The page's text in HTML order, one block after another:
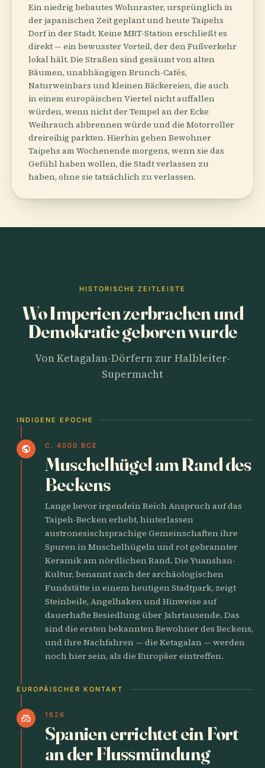
Ein niedrig bebautes Wohnraster, ursprünglich in
der japanischen Zeit geplant und heute Taipehs
Dorf in der Stadt. Keine MRT-Station erschließt es
direkt — ein bewusster Vorteil, der den Fußverkehr
lokal hält. Die Straßen sind gesäumt von alten
Bäumen, unabhängigen Brunch-Cafés,
Naturweinbars und kleinen Bäckereien, die auch
in einem europäischen Viertel nicht auffallen
würden, wenn nicht der Tempel an der Ecke
Weihrauch abbrennen würde und die Motorroller
dreireihig parkten. Hierhin gehen Bewohner
Taipehs am Wochenende morgens, wenn sie das
Gefühl haben wollen, die Stadt verlassen zu
haben, ohne sie tatsächlich zu verlassen.
HISTORISCHE ZEITLEISTE
Wo Imperien zerbrachen und
Demokratie geboren wurde
Von Ketagalan-Dörfern zur Halbleiter-
Supermacht
INDIGENE EPOCHE
public C. 4000 BCE
Muschelhügel am Rand des
Beckens
Lange bevor irgendein Reich Anspruch auf das
Taipeh-Becken erhebt, hinterlassen
austronesischsprachige Gemeinschaften ihre
Spuren in Muschelhügeln und rot gebrannter
Keramik am nördlichen Rand. Die Yuanshan-
Kultur, benannt nach der archäologischen
Fundstätte in einem heutigen Stadtpark, zeigt
Steinbeile, Angelhaken und Hinweise auf
dauerhafte Besiedlung über Jahrtausende. Das
sind die ersten bekannten Bewohner des Beckens,
und ihre Nachfahren — die Ketagalan — werden
noch hier sein, als die Europäer eintreffen.
EUROPÄISCHER KONTAKT
castle 1626
Spanien errichtet ein Fort
an der Flussmündung